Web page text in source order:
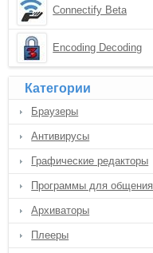
Connectify Beta
Encoding Decoding
Категории
Браузеры
Антивирусы
Графические редакторы
Программы для общения
Архиваторы
Плееры